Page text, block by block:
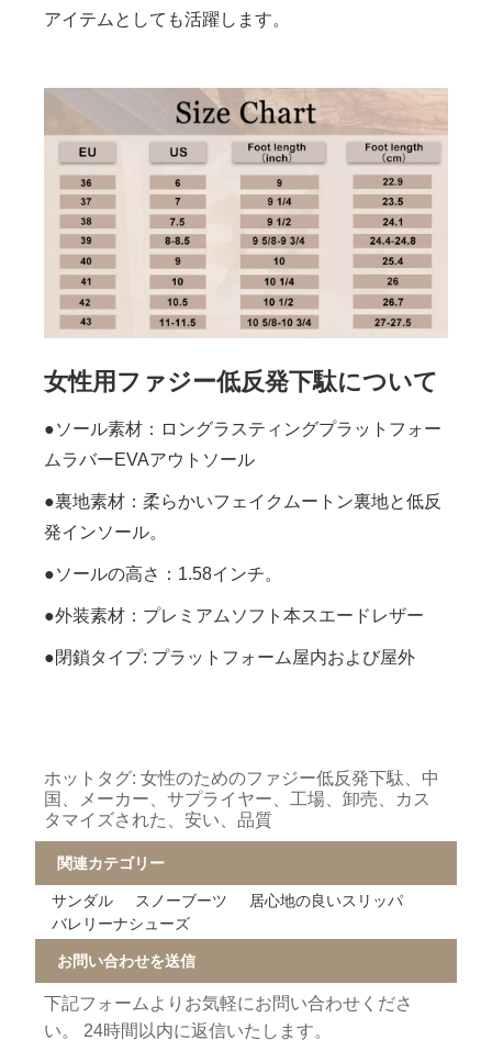
アイテムとしても活躍します。
女性用ファジー低反発下駄について
●ソール素材：ロングラスティングプラットフォー
ムラバーEVAアウトソール
●裏地素材：柔らかいフェイクムートン裏地と低反
発インソール。
●ソールの高さ：1.58インチ。
●外装素材：プレミアムソフト本スエードレザー
●閉鎖タイプ: プラットフォーム屋内および屋外
ホットタグ: 女性のためのファジー低反発下駄、中
国、メーカー、サプライヤー、工場、卸売、カス
タマイズされた、安い、品質
関連カテゴリー
サンダル スノーブーツ
居心地の良いスリッパ
バレリーナシューズ
お問い合わせを送信
下記フォームよりお気軽にお問い合わせくださ
い。 24時間以内に返信いたします。